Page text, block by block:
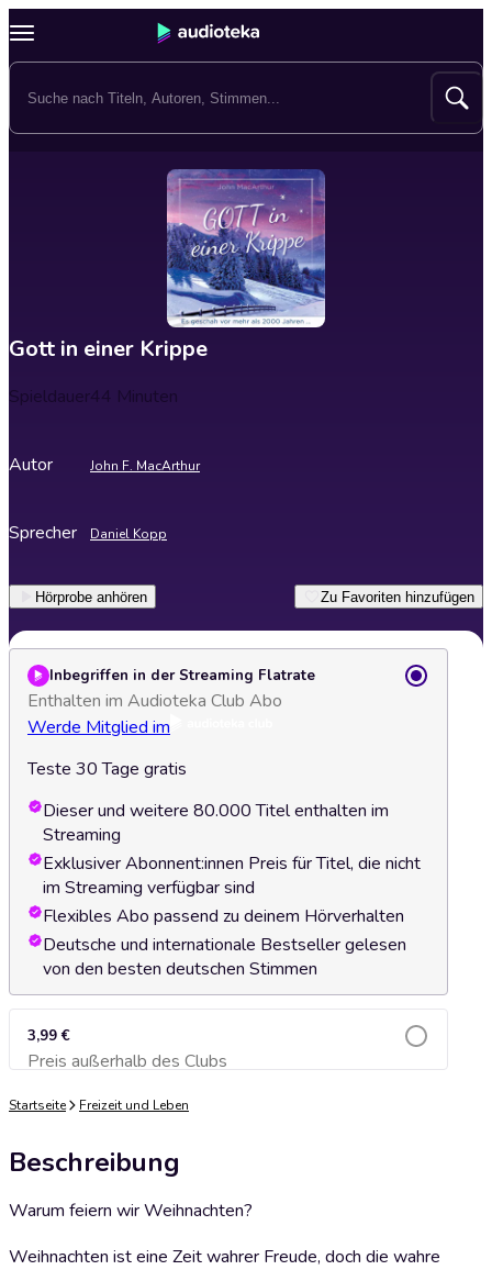
Gott in einer Krippe
Spieldauer44 Minuten
Autor John F. MacArthur
Sprecher Daniel Kopp
Hörprobe anhören Zu Favoriten hinzufügen
Inbegriffen in der Streaming Flatrate
Enthalten im Audioteka Club Abo
Werde Mitglied im
Teste 30 Tage gratis
Dieser und weitere 80.000 Titel enthalten im
Streaming
Exklusiver Abonnent:innen Preis für Titel, die nicht
im Streaming verfügbar sind
Flexibles Abo passend zu deinem Hörverhalten
Deutsche und internationale Bestseller gelesen
von den besten deutschen Stimmen
3,99 €
Preis außerhalb des ClubsZum Warenkorb hinzufügen
Startseite Freizeit und Leben
Beschreibung
Warum feiern wir Weihnachten?
Weihnachten ist eine Zeit wahrer Freude, doch die wahre